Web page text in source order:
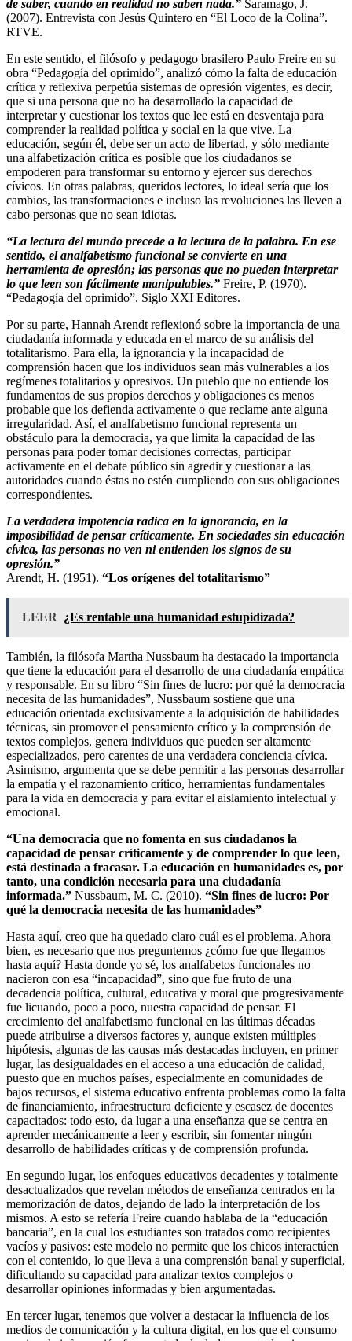
de saber, cuando en realidad no saben nada.” Saramago, J.
(2007). Entrevista con Jesús Quintero en “El Loco de la Colina”.
RTVE.
En este sentido, el filósofo y pedagogo brasilero Paulo Freire en su
obra “Pedagogía del oprimido”, analizó cómo la falta de educación
crítica y reflexiva perpetúa sistemas de opresión vigentes, es decir,
que si una persona que no ha desarrollado la capacidad de
interpretar y cuestionar los textos que lee está en desventaja para
comprender la realidad política y social en la que vive. La
educación, según él, debe ser un acto de libertad, y sólo mediante
una alfabetización crítica es posible que los ciudadanos se
empoderen para transformar su entorno y ejercer sus derechos
cívicos. En otras palabras, queridos lectores, lo ideal sería que los
cambios, las transformaciones e incluso las revoluciones las lleven a
cabo personas que no sean idiotas.
“La lectura del mundo precede a la lectura de la palabra. En ese
sentido, el analfabetismo funcional se convierte en una
herramienta de opresión; las personas que no pueden interpretar
lo que leen son fácilmente manipulables.” Freire, P. (1970).
“Pedagogía del oprimido”. Siglo XXI Editores.
Por su parte, Hannah Arendt reflexionó sobre la importancia de una
ciudadanía informada y educada en el marco de su análisis del
totalitarismo. Para ella, la ignorancia y la incapacidad de
comprensión hacen que los individuos sean más vulnerables a los
regímenes totalitarios y opresivos. Un pueblo que no entiende los
fundamentos de sus propios derechos y obligaciones es menos
probable que los defienda activamente o que reclame ante alguna
irregularidad. Así, el analfabetismo funcional representa un
obstáculo para la democracia, ya que limita la capacidad de las
personas para poder tomar decisiones correctas, participar
activamente en el debate público sin agredir y cuestionar a las
autoridades cuando éstas no estén cumpliendo con sus obligaciones
correspondientes.
La verdadera impotencia radica en la ignorancia, en la
imposibilidad de pensar críticamente. En sociedades sin educación
cívica, las personas no ven ni entienden los signos de su
opresión.”
Arendt, H. (1951). “Los orígenes del totalitarismo”
LEER ¿Es rentable una humanidad estupidizada?
También, la filósofa Martha Nussbaum ha destacado la importancia
que tiene la educación para el desarrollo de una ciudadanía empática
y responsable. En su libro “Sin fines de lucro: por qué la democracia
necesita de las humanidades”, Nussbaum sostiene que una
educación orientada exclusivamente a la adquisición de habilidades
técnicas, sin promover el pensamiento crítico y la comprensión de
textos complejos, genera individuos que pueden ser altamente
especializados, pero carentes de una verdadera conciencia cívica.
Asimismo, argumenta que se debe permitir a las personas desarrollar
la empatía y el razonamiento crítico, herramientas fundamentales
para la vida en democracia y para evitar el aislamiento intelectual y
emocional.
“Una democracia que no fomenta en sus ciudadanos la
capacidad de pensar críticamente y de comprender lo que leen,
está destinada a fracasar. La educación en humanidades es, por
tanto, una condición necesaria para una ciudadanía
informada.” Nussbaum, M. C. (2010). “Sin fines de lucro: Por
qué la democracia necesita de las humanidades”
Hasta aquí, creo que ha quedado claro cuál es el problema. Ahora
bien, es necesario que nos preguntemos ¿cómo fue que llegamos
hasta aquí? Hasta donde yo sé, los analfabetos funcionales no
nacieron con esa “incapacidad”, sino que fue fruto de una
decadencia política, cultural, educativa y moral que progresivamente
fue licuando, poco a poco, nuestra capacidad de pensar. El
crecimiento del analfabetismo funcional en las últimas décadas
puede atribuirse a diversos factores y, aunque existen múltiples
hipótesis, algunas de las causas más destacadas incluyen, en primer
lugar, las desigualdades en el acceso a una educación de calidad,
puesto que en muchos países, especialmente en comunidades de
bajos recursos, el sistema educativo enfrenta problemas como la falta
de financiamiento, infraestructura deficiente y escasez de docentes
capacitados: todo esto, da lugar a una enseñanza que se centra en
aprender mecánicamente a leer y escribir, sin fomentar ningún
desarrollo de habilidades críticas y de comprensión profunda.
En segundo lugar, los enfoques educativos decadentes y totalmente
desactualizados que revelan métodos de enseñanza centrados en la
memorización de datos, dejando de lado la interpretación de los
mismos. A esto se refería Freire cuando hablaba de la “educación
bancaria”, en la cual los estudiantes son tratados como recipientes
vacíos y pasivos: este modelo no permite que los chicos interactúen
con el contenido, lo que lleva a una comprensión banal y superficial,
dificultando su capacidad para analizar textos complejos o
desarrollar opiniones informadas y bien argumentadas.
En tercer lugar, tenemos que volver a destacar la influencia de los
medios de comunicación y la cultura digital, en los que el consumo